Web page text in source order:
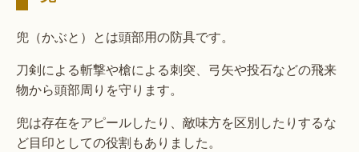
兜（かぶと）とは頭部用の防具です。
刀剣による斬撃や槍による刺突、弓矢や投石などの飛来
物から頭部周りを守ります。
兜は存在をアピールしたり、敵味方を区別したりするな
ど目印としての役割もありました。